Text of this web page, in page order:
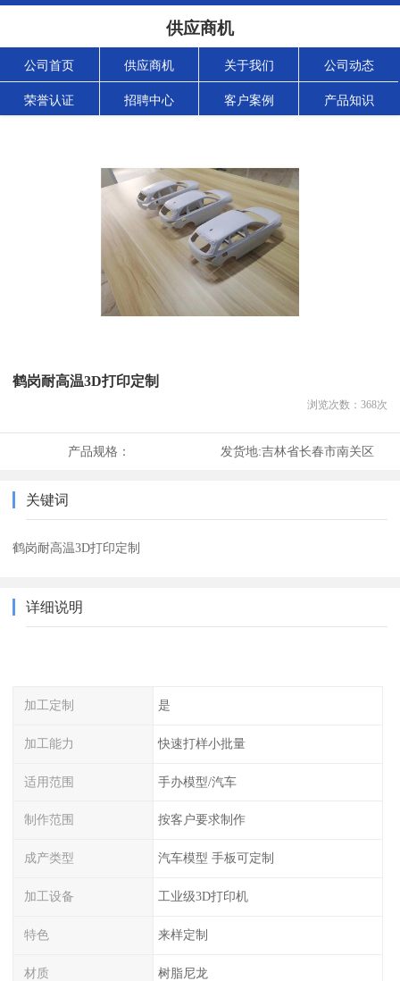
供应商机
公司首页 供应商机 关于我们 公司动态
荣誉认证 招聘中心 客户案例 产品知识
鹤岗耐高温3D打印定制
浏览次数： 368次
产品规格： 发货地:吉林省长春市南关区
关键词
鹤岗耐高温3D打印定制
详细说明
加工定制 是
加工能力 快速打样小批量
适用范围 手办模型/汽车
制作范围 按客户要求制作
成产类型 汽车模型 手板可定制
加工设备 工业级3D打印机
特色 来样定制
材质 树脂尼龙